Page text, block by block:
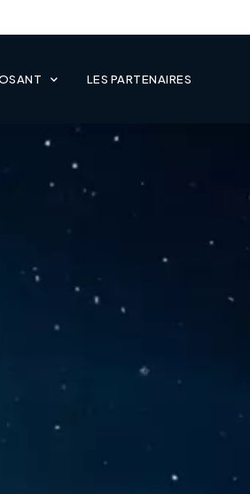
LES PARTENAIRES